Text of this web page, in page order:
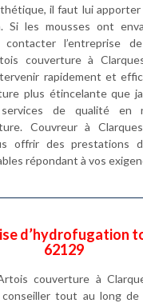
il faut lui apporter
Si les mousses ont
l’entreprise
couverture à
rapidement et
plus étincelante que
de qualité en
Couvreur à
offrir des prestations
répondant à vos
d’hydrofugation
62129
couverture à
tout au long de